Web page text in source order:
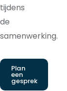
tijdens
de
samenwerking.
Plan
een
gesprek